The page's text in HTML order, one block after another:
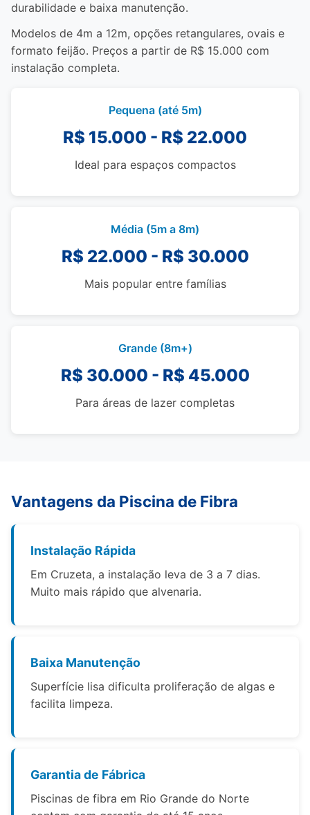
durabilidade e baixa manutenção.
Modelos de 4m a 12m, opções retangulares, ovais e
formato feijão. Preços a partir de R$ 15.000 com
instalação completa.
Pequena (até 5m)
R$ 15.000 - R$ 22.000
Ideal para espaços compactos
Média (5m a 8m)
R$ 22.000 - R$ 30.000
Mais popular entre famílias
Grande (8m+)
R$ 30.000 - R$ 45.000
Para áreas de lazer completas
Vantagens da Piscina de Fibra
Instalação Rápida
Em Cruzeta, a instalação leva de 3 a 7 dias.
Muito mais rápido que alvenaria.
Baixa Manutenção
Superfície lisa dificulta proliferação de algas e
facilita limpeza.
Garantia de Fábrica
Piscinas de fibra em Rio Grande do Norte